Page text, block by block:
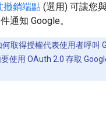
撤銷端點 (選用) 可讓您
通知 Google。
取得授權代表使用者呼叫
使用 OAuth 2.0 存取